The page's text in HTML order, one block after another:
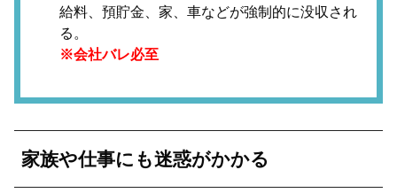
給料、預貯金、家、車などが強制的に没収され
る。
※会社バレ必至
家族や仕事にも迷惑がかかる